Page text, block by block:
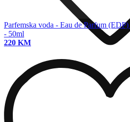
Parfemska voda - Eau de Parfum (EDP)
- 50ml
220 KM